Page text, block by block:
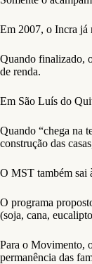
Em 2007, o Incra já
Quando finalizado,
de renda.
Em São Luís do
Quando “chega na
construção das
O MST também sai
O programa
(soja, cana,
Para o Movimento,
permanência das